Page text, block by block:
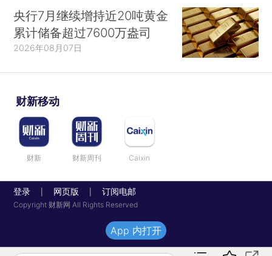
央行7月继续增持近20吨黄金
累计储备超过7600万盎司
2026年08月07日
财新移动
财新 财新周刊 Caixin
登录 网页版 订阅电邮
Copyright 财新网 All Rights Reserved
App 内打开